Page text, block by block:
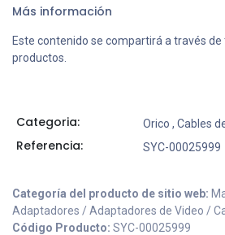
Más información
Este contenido se compartirá a través
productos.
Categoria: Orico , Cables
Referencia: SYC-00025999
Categoría del producto de sitio web:
Adaptadores / Adaptadores de Video /
Código Producto: SYC-00025999